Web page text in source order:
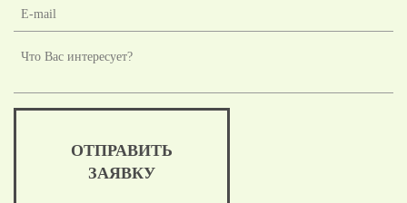
ОТПРАВИТЬ
ЗАЯВКУ